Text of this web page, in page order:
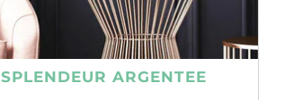
SPLENDEUR ARGENTEE